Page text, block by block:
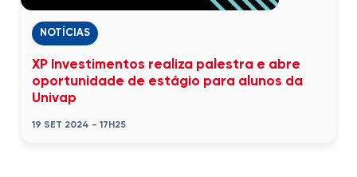
NOTÍCIAS
XP Investimentos realiza palestra e abre
oportunidade de estágio para alunos da
Univap
19 SET 2024 - 17H25